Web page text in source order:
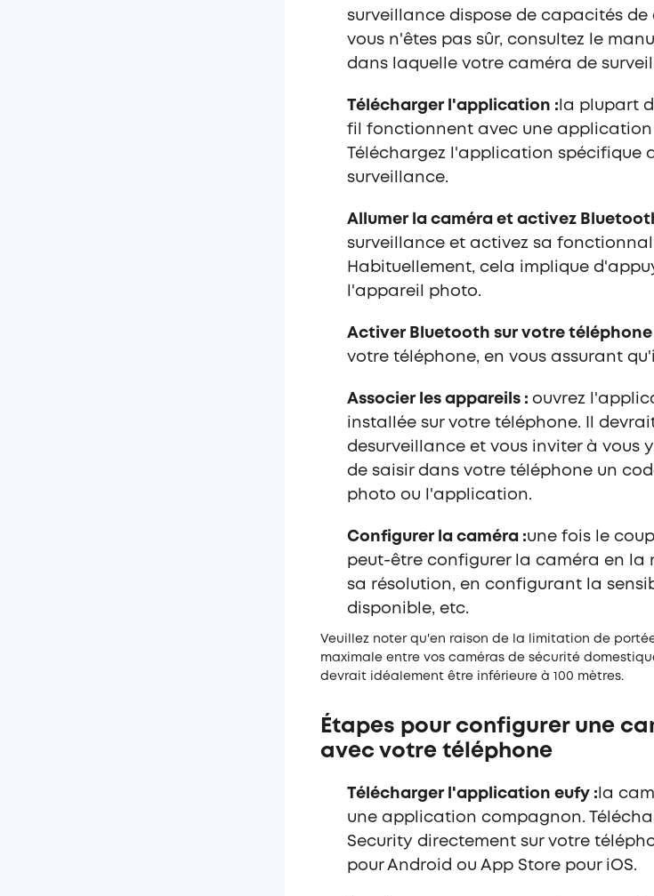
surveillance dispose de capacités de
vous n'êtes pas sûr, consultez le
dans laquelle votre caméra de
Télécharger l'application : la plupart
fil fonctionnent avec une application
Téléchargez l'application spécifique
surveillance.
Allumer la caméra et activez
surveillance et activez sa
Habituellement, cela implique
l'appareil photo.
Activer Bluetooth sur votre téléphone
votre téléphone, en vous assurant
Associer les appareils : ouvrez
installée sur votre téléphone. Il
desurveillance et vous inviter à vous
de saisir dans votre téléphone un
photo ou l'application.
Configurer la caméra :une fois le
peut-être configurer la caméra en la
sa résolution, en configurant la
disponible, etc.
Veuillez noter qu'en raison de la limitation de
maximale entre vos caméras de sécurité
devrait idéalement être inférieure à 100 mètres.
Étapes pour configurer une
avec votre téléphone
Télécharger l'application eufy : la
une application compagnon.
Security directement sur votre
pour Android ou App Store pour iOS.